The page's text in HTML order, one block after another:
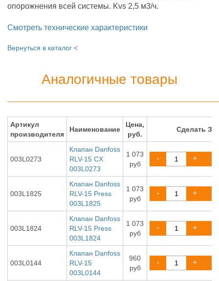
опорожнения всей системы. Kvs 2,5 м3/ч.
Смотреть технические характеристики
Вернуться в каталог <
Аналогичные товары
Артикул
производителя
Наименование
Цена,
руб.
Сделать
003L0273
Клапан Danfoss
RLV-15 CX
003L0273
1 073
руб
- +
003L1825
Клапан Danfoss
RLV-15 Press
003L1825
1 073
руб
- +
003L1824
Клапан Danfoss
RLV-15 Press
003L1824
1 073
руб
- +
003L0144
Клапан Danfoss
RLV-15
003L0144
960
руб
- +